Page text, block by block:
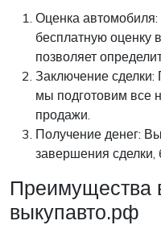
Оценка
бесплатную оценку
позволяет
Заключение сделки:
мы подготовим все
продажи.
Получение денег:
завершения сделки,
Преимущества
выкупавто.рф